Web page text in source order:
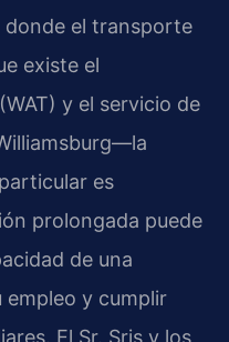
el transporte
existe el
y el servicio de
es
prolongada puede
de una
empleo y cumplir
El Sr. Sris y los